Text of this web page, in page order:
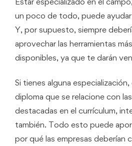
un poco de todo, puede
Y, por supuesto, siempre
aprovechar las herramientas
disponibles, ya que te darán
Si tienes alguna
diploma que se relacione con
destacadas en el currículum,
también. Todo esto puede
por qué las empresas deberían